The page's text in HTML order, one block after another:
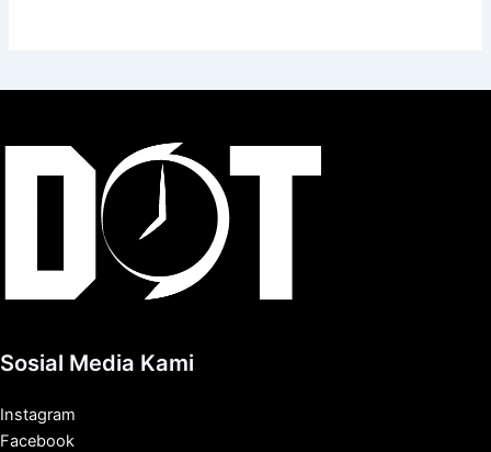
Sosial Media Kami
Instagram
Facebook